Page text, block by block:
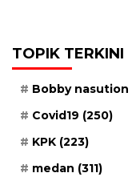
TOPIK TERKINI
Bobby nasution
Covid19 (250)
KPK (223)
medan (311)